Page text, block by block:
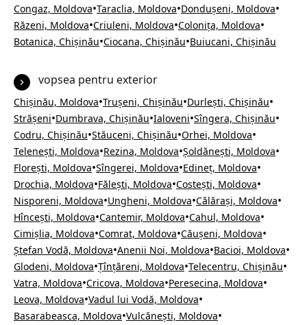
Congaz, Moldova•Taraclia, Moldova•Dondușeni, Moldova•
Răzeni, Moldova•Criuleni, Moldova•Colonița, Moldova•
Botanica, Chișinău•Ciocana, Chișinău•Buiucani, Chișinău
vopsea pentru exterior
Chișinău, Moldova•Trușeni, Chișinău•Durlești, Chișinău•
Strășeni•Dumbrava, Chișinău•Ialoveni•Sîngera, Chișinău•
Codru, Chișinău•Stăuceni, Chișinău•Orhei, Moldova•
Telenești, Moldova•Rezina, Moldova•Șoldănești, Moldova•
Florești, Moldova•Sîngerei, Moldova•Edineț, Moldova•
Drochia, Moldova•Fălești, Moldova•Costești, Moldova•
Nisporeni, Moldova•Ungheni, Moldova•Călărași, Moldova•
Hîncești, Moldova•Cantemir, Moldova•Cahul, Moldova•
Cimișlia, Moldova•Comrat, Moldova•Căușeni, Moldova•
Ștefan Vodă, Moldova•Anenii Noi, Moldova•Bacioi, Moldova•
Glodeni, Moldova•Țînțăreni, Moldova•Telecentru, Chișinău•
Vatra, Moldova•Cricova, Moldova•Peresecina, Moldova•
Leova, Moldova•Vadul lui Vodă, Moldova•
Basarabeasca, Moldova•Vulcănești, Moldova•